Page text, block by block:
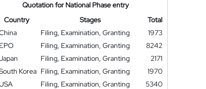
Quotation for National Phase entry
Country
Stages
Total
Filing, Examination, Granting
1973
EPO
Filing, Examination, Granting
8242
Filing, Examination, Granting
2171
Korea Filing, Examination, Granting
1970
Filing, Examination, Granting
5340